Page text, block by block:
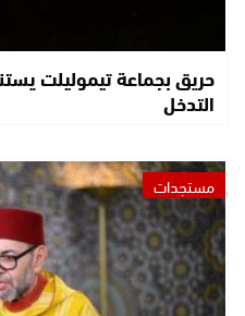
حريق بجماعة تيموليلت
التدخل
مستجدات